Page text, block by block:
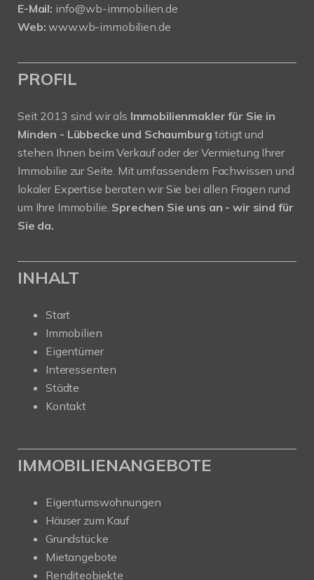
E-Mail: info@wb-immobilien.de
Web: www.wb-immobilien.de
PROFIL
Seit 2013 sind wir als Immobilienmakler für Sie in
Minden - Lübbecke und Schaumburgtätigt und
stehen Ihnen beim Verkauf oder der Vermietung Ihrer
Immobilie zur Seite. Mit umfassendem Fachwissen und
lokaler Expertise beraten wir Sie bei allen Fragen rund
um Ihre Immobilie. Sprechen Sie uns an - wir sind für
Sie da.
INHALT
Start
Immobilien
Eigentümer
Interessenten
Städte
Kontakt
IMMOBILIENANGEBOTE
Eigentumswohnungen
Häuser zum Kauf
Grundstücke
Mietangebote
Renditeobjekte